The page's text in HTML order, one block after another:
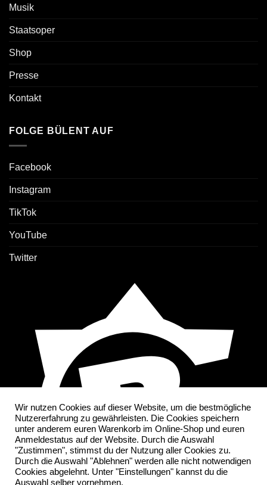
Musik
Staatsoper
Shop
Presse
Kontakt
FOLGE BÜLENT AUF
Facebook
Instagram
TikTok
YouTube
Twitter
Wir nutzen Cookies auf dieser Website, um die bestmögliche
Nutzererfahrung zu gewährleisten. Die Cookies speichern
unter anderem euren Warenkorb im Online-Shop und euren
Anmeldestatus auf der Website. Durch die Auswahl
"Zustimmen", stimmst du der Nutzung aller Cookies zu.
Durch die Auswahl "Ablehnen" werden alle nicht notwendigen
Cookies abgelehnt. Unter "Einstellungen" kannst du die
Auswahl selber vornehmen.